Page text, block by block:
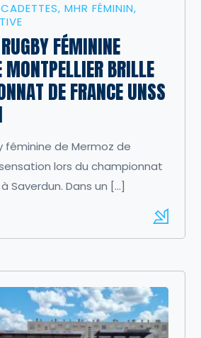
CADETTES MHR FÉMININ
FÉMININE
BRILLE
DE FRANCE UNSS
féminine de Mermoz de
lors du championnat
Saverdun. Dans un […]